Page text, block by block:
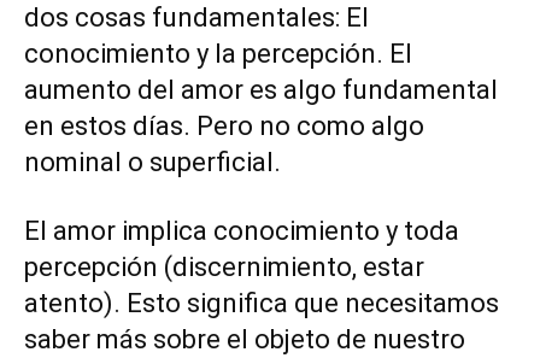
dos cosas fundamentales: El
conocimiento y la percepción. El
aumento del amor es algo fundamental
en estos días. Pero no como algo
nominal o superficial.
El amor implica conocimiento y toda
percepción (discernimiento, estar
atento). Esto significa que necesitamos
saber más sobre el objeto de nuestro